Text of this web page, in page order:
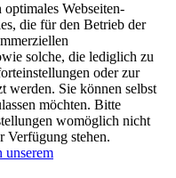
Webseiten-
die für den Betrieb der
solche, die lediglich zu
oder zur
werden. Sie können selbst
möchten. Bitte
womöglich nicht
Verfügung stehen.